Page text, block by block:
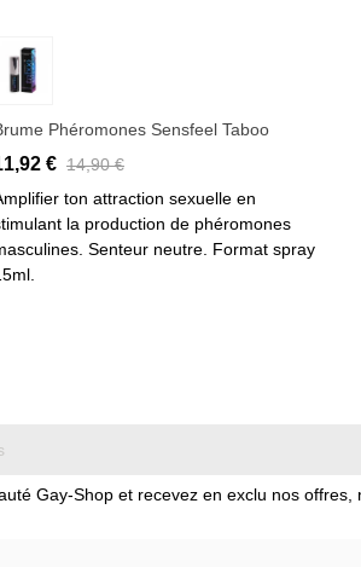
Phéromones Sensfeel Taboo
€ 14,90 €
ton attraction sexuelle en
la production de phéromones
Senteur neutre. Format spray
Gay-Shop et recevez en exclu nos